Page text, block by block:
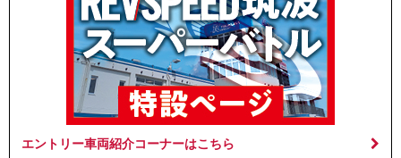
エントリー車両紹介コーナーはこちら